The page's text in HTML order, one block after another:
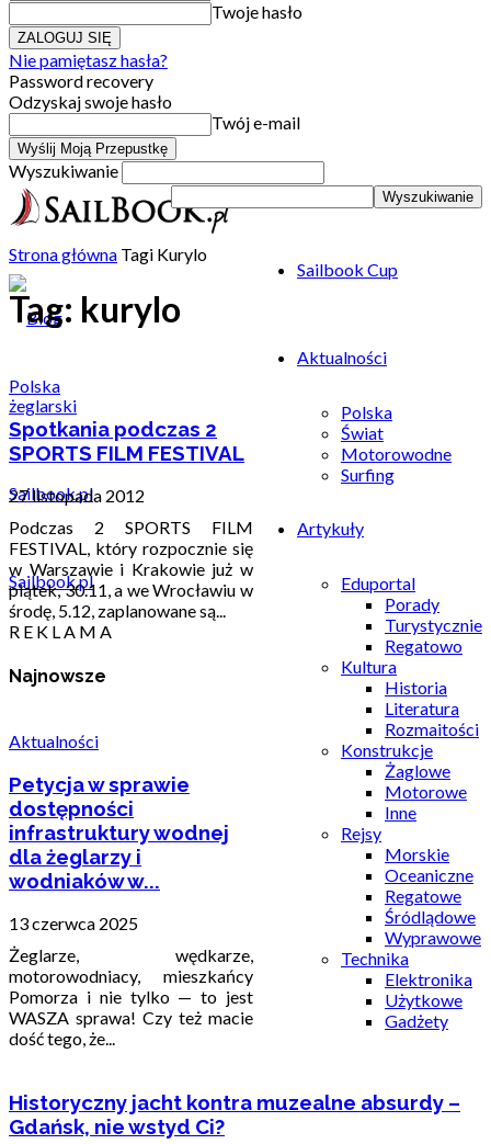
Twoje hasło
Nie pamiętasz hasła?
Password recovery
Odzyskaj swoje hasło
Twój e-mail
Wyszukiwanie
Sailbook.pl
Sailbook Cup
Aktualności
Polska
Świat
Motorowodne
Surfing
Artykuły
Eduportal
Porady
Turystycznie
Regatowo
Kultura
Historia
Literatura
Rozmaitości
Konstrukcje
Żaglowe
Motorowe
Inne
Rejsy
Morskie
Oceaniczne
Regatowe
Śródlądowe
Wyprawowe
Technika
Elektronika
Użytkowe
Gadżety
Strona główna Tagi Kurylo
Tag: kurylo
Polska
Spotkania podczas 2
SPORTS FILM FESTIVAL
27 listopada 2012
Podczas 2 SPORTS FILM
FESTIVAL, który rozpocznie się
w Warszawie i Krakowie już w
piątek, 30.11, a we Wrocławiu w
środę, 5.12, zaplanowane są...
R E K L A M A
Najnowsze
Aktualności
Petycja w sprawie
dostępności
infrastruktury wodnej
dla żeglarzy i
wodniaków w...
13 czerwca 2025
Żeglarze, wędkarze,
motorowodniacy, mieszkańcy
Pomorza i nie tylko — to jest
WASZA sprawa! Czy też macie
dość tego, że...
Historyczny jacht kontra muzealne absurdy –
Gdańsk, nie wstyd Ci?